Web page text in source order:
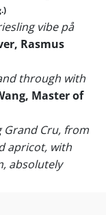
vibe på
Rasmus
through with
Master of
Grand Cru, from
apricot, with
absolutely